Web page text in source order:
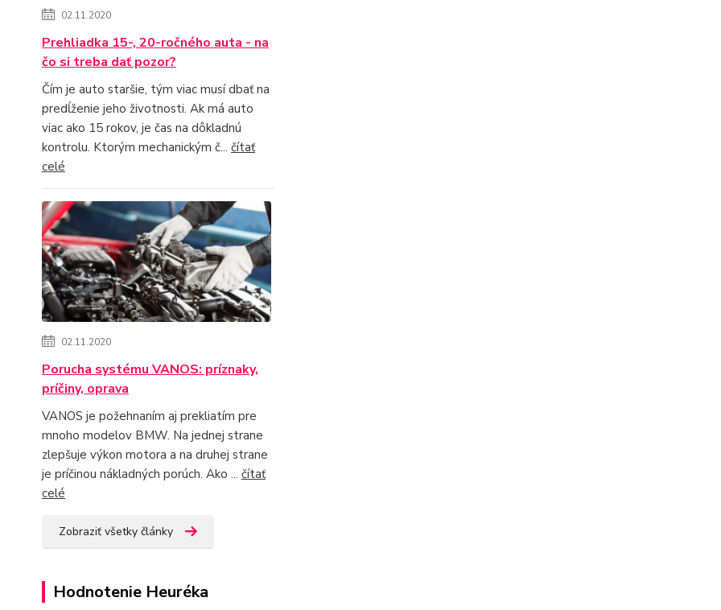
02.11.2020
Prehliadka 15-, 20-ročného auta - na
čo si treba dať pozor?
Čím je auto staršie, tým viac musí dbať na
predĺženie jeho životnosti. Ak má auto
viac ako 15 rokov, je čas na dôkladnú
kontrolu. Ktorým mechanickým č... čítať
celé
02.11.2020
Porucha systému VANOS: príznaky,
príčiny, oprava
VANOS je požehnaním aj prekliatím pre
mnoho modelov BMW. Na jednej strane
zlepšuje výkon motora a na druhej strane
je príčinou nákladných porúch. Ako ... čítať
celé
Zobraziť všetky články
Hodnotenie Heuréka